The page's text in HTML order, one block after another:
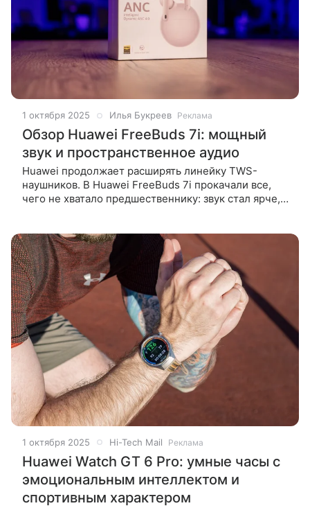
1 октября 2025 Илья Букреев Реклама
Обзор Huawei FreeBuds 7i: мощный
звук и пространственное аудио
Huawei продолжает расширять линейку TWS-
наушников. В Huawei FreeBuds 7i прокачали все,
чего не хватало предшественнику: звук стал ярче,
1 октября 2025 Hi-Tech Mail Реклама
Huawei Watch GT 6 Pro: умные часы с
эмоциональным интеллектом и
спортивным характером